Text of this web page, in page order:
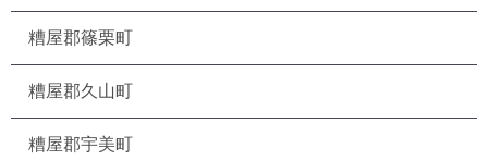
糟屋郡篠栗町
糟屋郡久山町
糟屋郡宇美町